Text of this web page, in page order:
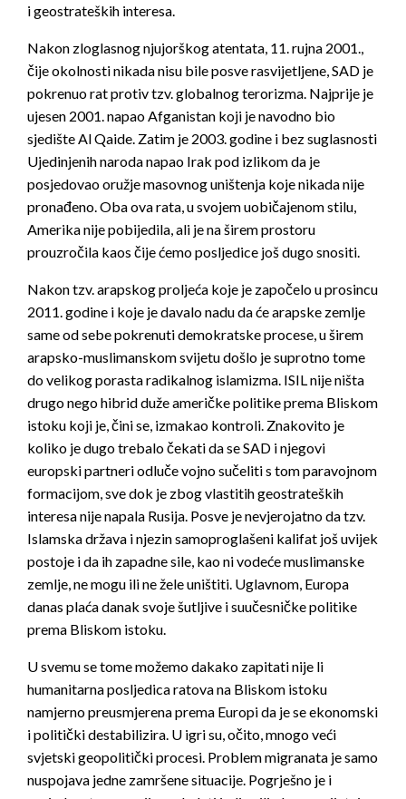
i geostrateških interesa.
Nakon zloglasnog njujorškog atentata, 11. rujna 2001.,
čije okolnosti nikada nisu bile posve rasvijetljene, SAD je
pokrenuo rat protiv tzv. globalnog terorizma. Najprije je
ujesen 2001. napao Afganistan koji je navodno bio
sjedište Al Qaide. Zatim je 2003. godine i bez suglasnosti
Ujedinjenih naroda napao Irak pod izlikom da je
posjedovao oružje masovnog uništenja koje nikada nije
pronađeno. Oba ova rata, u svojem uobičajenom stilu,
Amerika nije pobijedila, ali je na širem prostoru
prouzročila kaos čije ćemo posljedice još dugo snositi.
Nakon tzv. arapskog proljeća koje je započelo u prosincu
2011. godine i koje je davalo nadu da će arapske zemlje
same od sebe pokrenuti demokratske procese, u širem
arapsko-muslimanskom svijetu došlo je suprotno tome
do velikog porasta radikalnog islamizma. ISIL nije ništa
drugo nego hibrid duže američke politike prema Bliskom
istoku koji je, čini se, izmakao kontroli. Znakovito je
koliko je dugo trebalo čekati da se SAD i njegovi
europski partneri odluče vojno sučeliti s tom paravojnom
formacijom, sve dok je zbog vlastitih geostrateških
interesa nije napala Rusija. Posve je nevjerojatno da tzv.
Islamska država i njezin samoproglašeni kalifat još uvijek
postoje i da ih zapadne sile, kao ni vodeće muslimanske
zemlje, ne mogu ili ne žele uništiti. Uglavnom, Europa
danas plaća danak svoje šutljive i suučesničke politike
prema Bliskom istoku.
U svemu se tome možemo dakako zapitati nije li
humanitarna posljedica ratova na Bliskom istoku
namjerno preusmjerena prema Europi da je se ekonomski
i politički destabilizira. U igri su, očito, mnogo veći
svjetski geopolitički procesi. Problem migranata je samo
nuspojava jedne zamršene situacije. Pogrješno je i